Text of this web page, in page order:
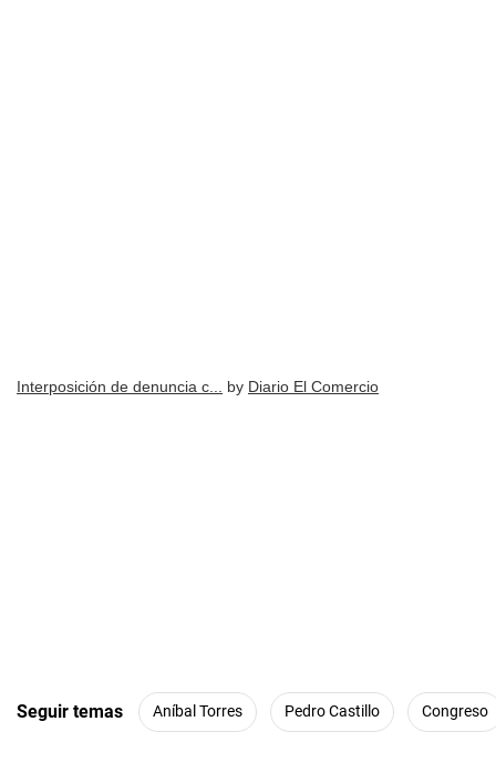
Interposición de denuncia c... by Diario El Comercio
Seguir temas Aníbal Torres Pedro Castillo Congreso